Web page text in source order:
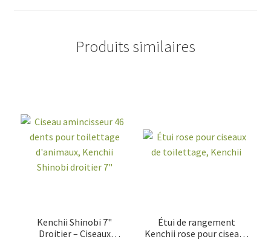
Produits similaires
Kenchii Shinobi 7"
Droitier – Ciseaux
Étui de rangement
Kenchii rose pour ciseaux